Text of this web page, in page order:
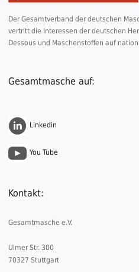
Der Gesamtverband der deutschen
vertritt die Interessen der deutschen
Dessous und Maschenstoffen auf
Gesamtmasche auf:
Linkedin
You Tube
Kontakt:
Gesamtmasche e.V.
Ulmer Str. 300
70327 Stuttgart